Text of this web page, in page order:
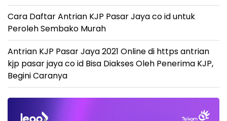
Cara Daftar Antrian KJP Pasar Jaya co id untuk
Peroleh Sembako Murah
Antrian KJP Pasar Jaya 2021 Online di https antrian
kjp pasar jaya co id Bisa Diakses Oleh Penerima KJP,
Begini Caranya